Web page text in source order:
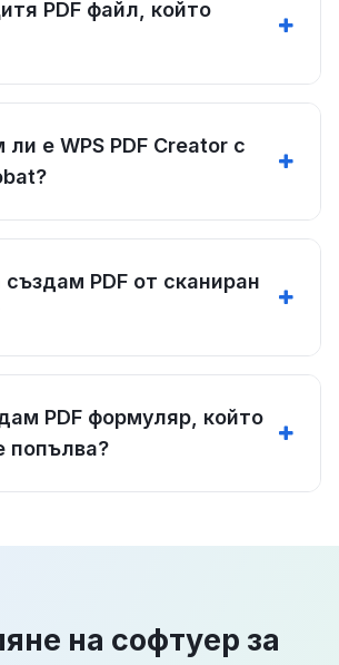
PDF файл, който
е WPS PDF Creator с
PDF от сканиран
PDF формуляр, който
попълва?
на софтуер за